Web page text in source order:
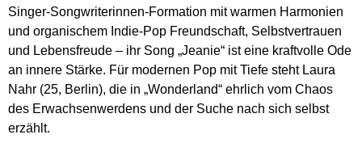
Singer-Songwriterinnen-Formation mit warmen Harmonien
und organischem Indie-Pop Freundschaft, Selbstvertrauen
und Lebensfreude – ihr Song „Jeanie“ ist eine kraftvolle Ode
an innere Stärke. Für modernen Pop mit Tiefe steht Laura
Nahr (25, Berlin), die in „Wonderland“ ehrlich vom Chaos
des Erwachsenwerdens und der Suche nach sich selbst
erzählt.